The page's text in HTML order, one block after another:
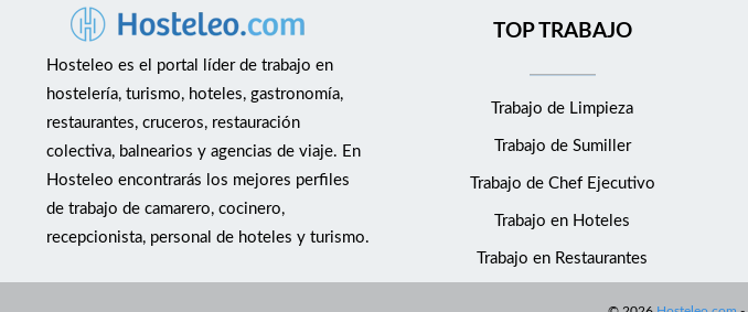
Hosteleo es el portal líder de trabajo en
hostelería, turismo, hoteles, gastronomía,
restaurantes, cruceros, restauración
colectiva, balnearios y agencias de viaje. En
Hosteleo encontrarás los mejores perfiles
de trabajo de camarero, cocinero,
recepcionista, personal de hoteles y turismo.
TOP TRABAJO
Trabajo de Limpieza
Trabajo de Sumiller
Trabajo de Chef Ejecutivo
Trabajo en Hoteles
Trabajo en Restaurantes